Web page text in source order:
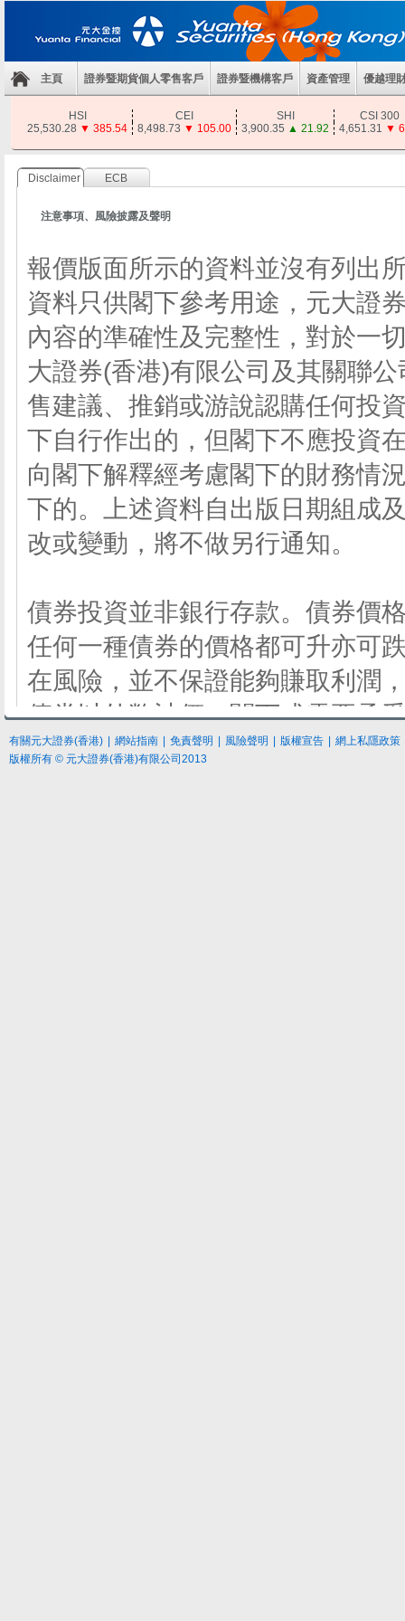
主頁 證券暨期貨個人零售客戶 證券暨機構客戶 資產管理 優越理
HSI CEI SHI
CSI 300
25,530.28 ▼ 385.54 8,498.73 ▼ 105.00 3,900.35 ▲ 21.92 4,651.31 ▼
有關元大證券(香港) 網站指南 免責聲明 風險聲明 版權宣告
網上私隱政策
版權所有 © 元大證券(香港)有限公司2013